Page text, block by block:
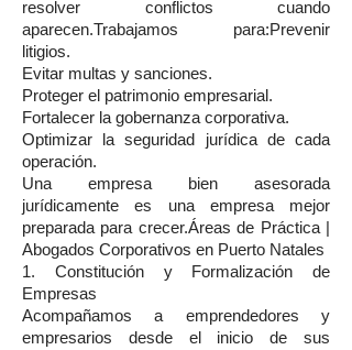
resolver conflictos cuando
aparecen.Trabajamos para:Prevenir
litigios.
Evitar multas y sanciones.
Proteger el patrimonio empresarial.
Fortalecer la gobernanza corporativa.
Optimizar la seguridad jurídica de cada
operación.
Una empresa bien asesorada
jurídicamente es una empresa mejor
preparada para crecer.Áreas de Práctica |
Abogados Corporativos en Puerto Natales
1. Constitución y Formalización de
Empresas
Acompañamos a emprendedores y
empresarios desde el inicio de sus